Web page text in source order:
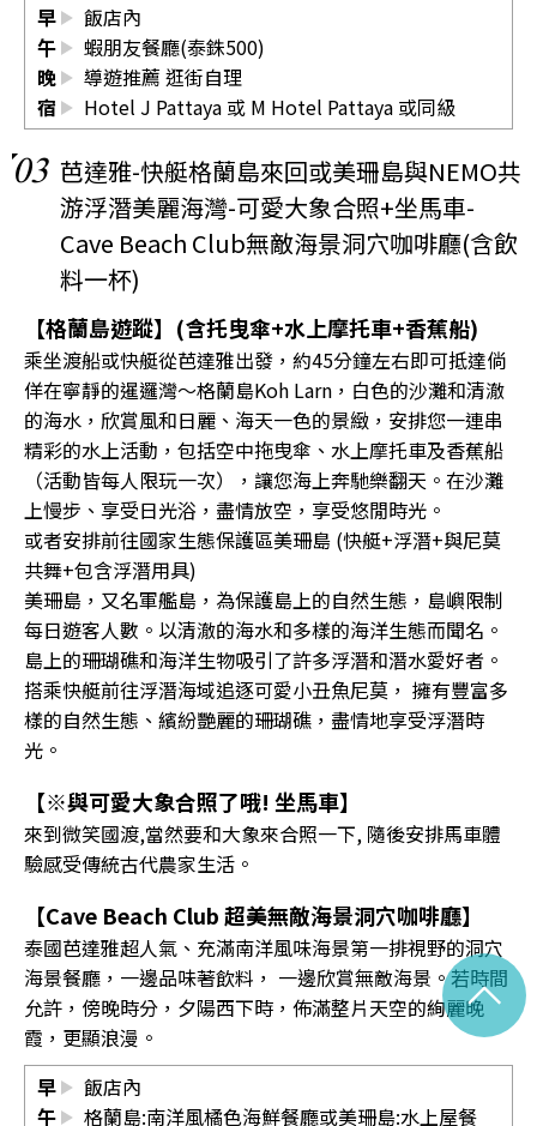
早
飯店內
午
蝦朋友餐廳(泰銖500)
晚
導遊推薦 逛街自理
宿
Hotel J Pattaya 或 M Hotel Pattaya 或同級
03 芭達雅-快艇格蘭島來回或美珊島與NEMO共
游浮潛美麗海灣-可愛大象合照+坐馬車-
Cave Beach Club無敵海景洞穴咖啡廳(含飲
料一杯)
【格蘭島遊蹤】(含托曳傘+水上摩托車+香蕉船)
乘坐渡船或快艇從芭達雅出發，約45分鐘左右即可抵達倘
佯在寧靜的暹邏灣～格蘭島Koh Larn，白色的沙灘和清澈
的海水，欣賞風和日麗、海天一色的景緻，安排您一連串
精彩的水上活動，包括空中拖曳傘、水上摩托車及香蕉船
（活動皆每人限玩一次），讓您海上奔馳樂翻天。在沙灘
上慢步、享受日光浴，盡情放空，享受悠閒時光。
或者安排前往國家生態保護區美珊島 (快艇+浮潛+與尼莫
共舞+包含浮潛用具)
美珊島，又名軍艦島，為保護島上的自然生態，島嶼限制
每日遊客人數。以清澈的海水和多樣的海洋生態而聞名。
島上的珊瑚礁和海洋生物吸引了許多浮潛和潛水愛好者。
搭乘快艇前往浮潛海域追逐可愛小丑魚尼莫， 擁有豐富多
樣的自然生態、繽紛艷麗的珊瑚礁，盡情地享受浮潛時
光。
【※與可愛大象合照了哦! 坐馬車】
來到微笑國渡,當然要和大象來合照一下, 隨後安排馬車體
驗感受傳統古代農家生活。
【Cave Beach Club 超美無敵海景洞穴咖啡廳】
泰國芭達雅超人氣、充滿南洋風味海景第一排視野的洞穴
海景餐廳，一邊品味著飲料， 一邊欣賞無敵海景。若時間
允許，傍晚時分，夕陽西下時，佈滿整片天空的絢麗晚
霞，更顯浪漫。
早
飯店內
午
格蘭島:南洋風橘色海鮮餐廳或美珊島:水上屋餐
^